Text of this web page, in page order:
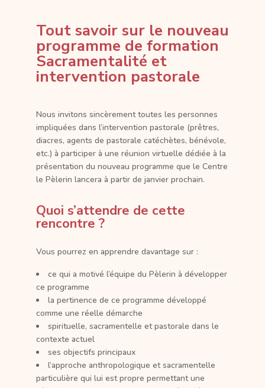
Tout savoir sur le nouveau
programme de formation
Sacramentalité et
intervention pastorale
Nous invitons sincèrement toutes les personnes
impliquées dans l’intervention pastorale (prêtres,
diacres, agents de pastorale catéchètes, bénévole,
etc.) à participer à une réunion virtuelle dédiée à la
présentation du nouveau programme que le Centre
le Pèlerin lancera à partir de janvier prochain.
Quoi s’attendre de cette
rencontre ?
Vous pourrez en apprendre davantage sur :
ce qui a motivé l’équipe du Pèlerin à développer
ce programme
la pertinence de ce programme développé
comme une réelle démarche
spirituelle, sacramentelle et pastorale dans le
contexte actuel
ses objectifs principaux
l’approche anthropologique et sacramentelle
particulière qui lui est propre permettant une